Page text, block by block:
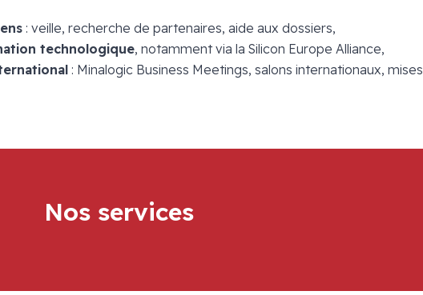
: veille, recherche de partenaires, aide aux dossiers,
technologique, notamment via la Silicon Europe Alliance,
: Minalogic Business Meetings, salons internationaux, mises
Nos services